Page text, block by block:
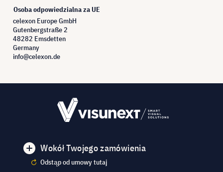
Osoba odpowiedzialna za UE
celexon Europe GmbH
Gutenbergstraße 2
48282 Emsdetten
Germany
info@celexon.de
Wokół Twojego zamówienia
Odstąp od umowy tutaj